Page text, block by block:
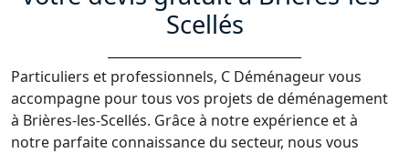
Scellés
Particuliers et professionnels, C Déménageur vous
accompagne pour tous vos projets de déménagement
à Brières-les-Scellés. Grâce à notre expérience et à
notre parfaite connaissance du secteur, nous vous